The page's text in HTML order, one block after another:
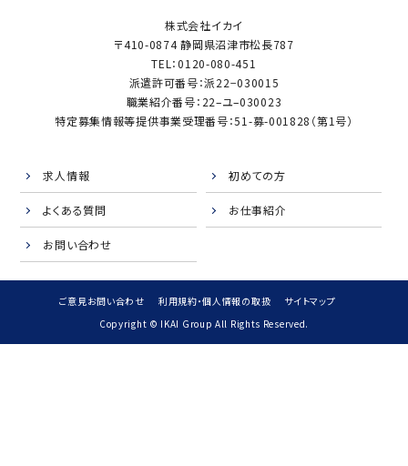
株式会社イカイ
〒410-0874 静岡県沼津市松長787
TEL：0120-080-451
派遣許可番号：派22−030015
職業紹介番号：22–ユ–030023
特定募集情報等提供事業受理番号：51-募-001828（第1号）
求人情報 初めての方
よくある質問 お仕事紹介
お問い合わせ
ご意見お問い合わせ 利用規約・個人情報の取扱
サイトマップ
Copyright © IKAI Group All Rights Reserved.